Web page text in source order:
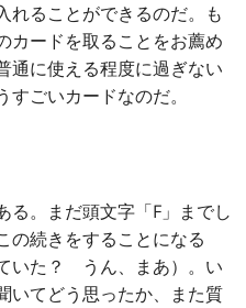
れることができるのだ。も
カードを取ることをお薦め
通に使える程度に過ぎない
ごいカードなのだ。
。まだ頭文字「F」までし
の続きをすることになる
いた？ うん、まあ）。い
いてどう思ったか、また質